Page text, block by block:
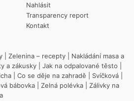
Nahlásit
Transparency report
Kontakt
Zelenina – recepty
Nakládání masa a
a zákusky Jak na odpalované těsto
Co se děje na zahradě Svíčková
bábovka Zelná polévka
Zálivky na